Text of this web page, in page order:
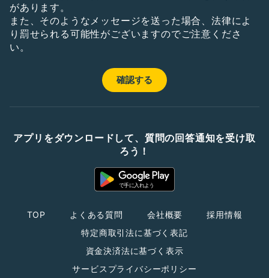
があります。
また、そのようなメッセージを送った場合、法律によ
り罰せられる可能性がございますのでご注意くださ
い。
アプリをダウンロードして、質問の回答通知を受け取
ろう！
TOP よくある質問 会社概要
採用情報
特定商取引法に基づく表記
資金決済法に基づく表示
サービスプライバシーポリシー